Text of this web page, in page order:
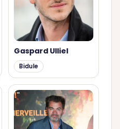
Gaspard Ulliel
Bidule